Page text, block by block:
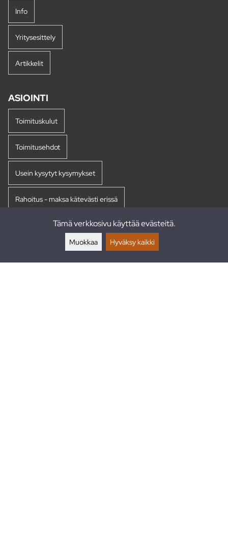
Info
Yritysesittely
Artikkelit
ASIOINTI
Toimituskulut
Toimitusehdot
Usein kysytyt kysymykset
Rahoitus - maksa kätevästi erissä
Tämä verkkosivu käyttää evästeitä.
Muokkaa Hyväksy kaikki